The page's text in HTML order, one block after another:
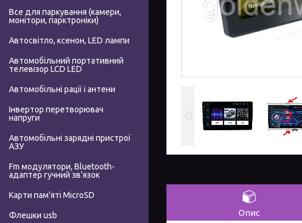
Опис
Все для паркування (камери,
монітори, парктроніки)
Автосвітло, ксенон, LED лампи
Автомобільний портативний
телевізор LCD LED
Автомобільні рації і антени
Інвертор перетворювач
напруги
Автомобільні зарядні пристрої
АЗУ
Fm модулятори, Bluetooth-
адаптер гучний зв'язок
Карти пам'яті MicroSD
Флешки usb